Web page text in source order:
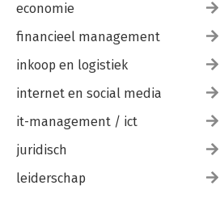
economie
financieel management
inkoop en logistiek
internet en social media
it-management / ict
juridisch
leiderschap